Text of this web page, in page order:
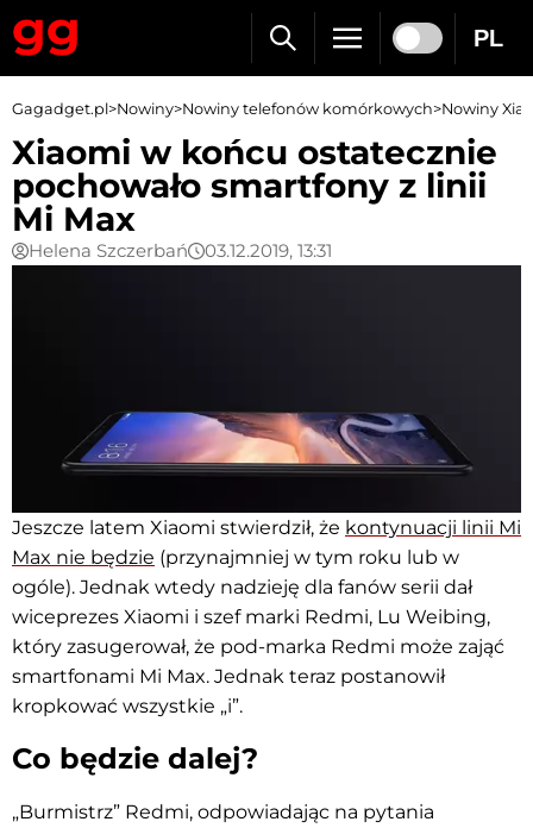
PL
Gagadget.pl>Nowiny>Nowiny telefonów komórkowych>Nowiny
Xiaomi w końcu ostatecznie
pochowało smartfony z linii
Mi Max
Helena Szczerbań 03.12.2019, 13:31
Jeszcze latem Xiaomi stwierdził, że kontynuacji linii Mi
Max nie będzie (przynajmniej w tym roku lub w
ogóle). Jednak wtedy nadzieję dla fanów serii dał
wiceprezes Xiaomi i szef marki Redmi, Lu Weibing,
który zasugerował, że pod-marka Redmi może zająć
smartfonami Mi Max. Jednak teraz postanowił
kropkować wszystkie „i”.
Co będzie dalej?
„Burmistrz” Redmi, odpowiadając na pytania